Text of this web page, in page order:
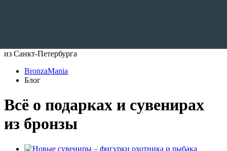
из Санкт-Петербурга
BronzaMania
Блог
Всё о подарках и сувенирах
из бронзы